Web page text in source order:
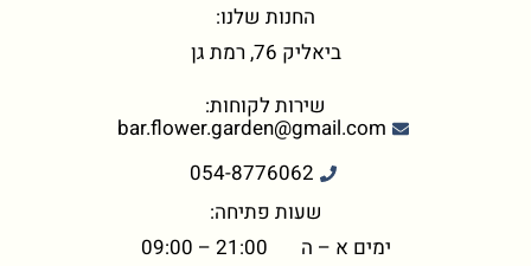
החנות שלנו:
ביאליק 76, רמת גן
bar.flower.garden@gmail.com
054-8776062
שעות פתיחה:
ימים א – ה 21:00 – 09:00
שירות לקוחות: